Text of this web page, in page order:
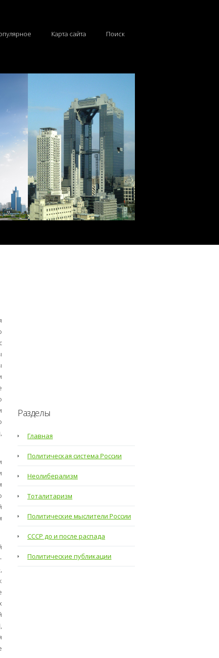
Карта сайта Поиск
Разделы
Главная
Политическая система России
Неолиберализм
Тоталитаризм
Политические мыслители России
СССР до и после распада
Политические публикации